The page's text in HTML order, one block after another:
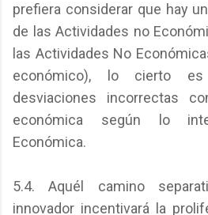
prefiera considerar que hay
de las Actividades no
las Actividades No
económico), lo cierto
desviaciones incorrectas
económica según lo
Económica.
5.4. Aquél camino
innovador incentivará la